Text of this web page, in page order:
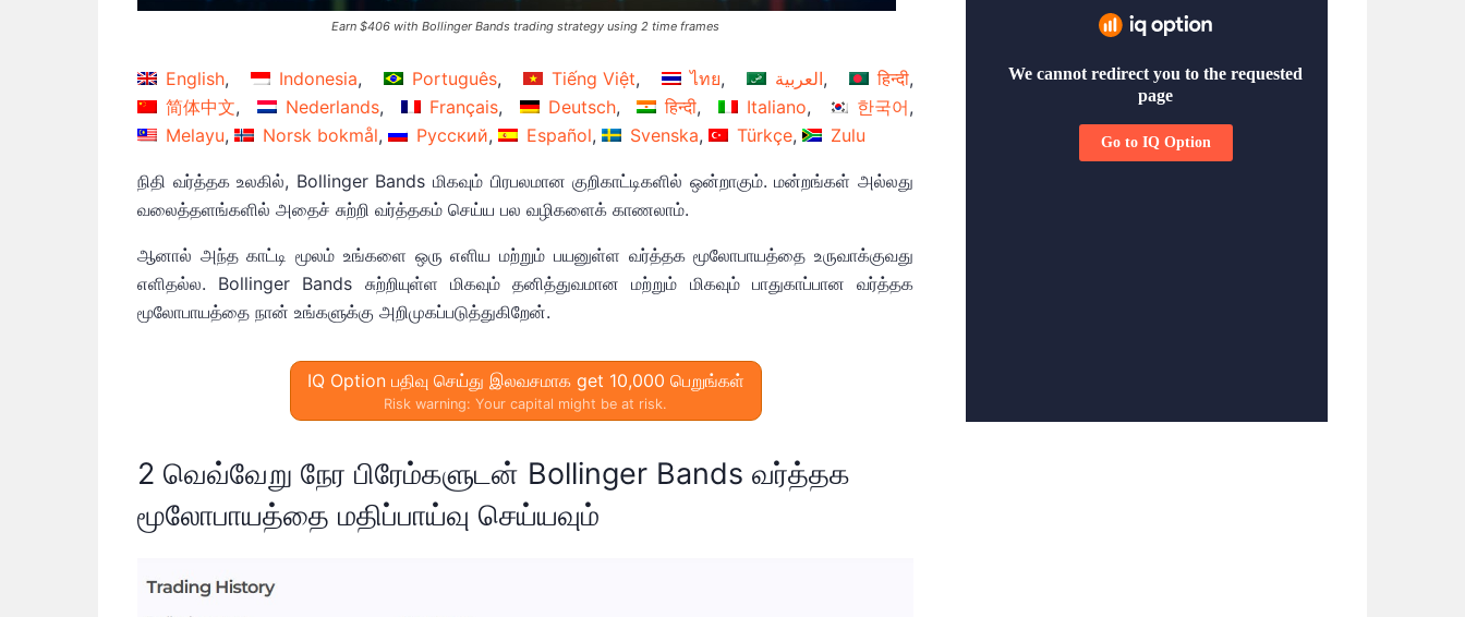
Earn $406 with Bollinger Bands trading strategy using 2 time frames
English Indonesia Português Tiếng Việt ไทย العربية
हिन्दी
简体中文
Nederlands Français Deutsch हिन्दी Italiano
한국어
Melayu
Norsk bokmål Русский Español Svenska Türkçe Zulu
நிதி வர்த்தக உலகில், Bollinger Bands மிகவும் பிரபலமான குறிகாட்டிகளில் ஒன்றாகும். மன்றங்கள் அல்லது
வலைத்தளங்களில் அதைச் சுற்றி வர்த்தகம் செய்ய பல வழிகளைக் காணலாம்.
ஆனால் அந்த காட்டி மூலம் உங்களை ஒரு எளிய மற்றும் பயனுள்ள வர்த்தக மூலோபாயத்தை உருவாக்குவது
எளிதல்ல. Bollinger Bands சுற்றியுள்ள மிகவும் தனித்துவமான மற்றும் மிகவும் பாதுகாப்பான வர்த்தக
மூலோபாயத்தை நான் உங்களுக்கு அறிமுகப்படுத்துகிறேன்.
IQ Option பதிவு செய்து இலவசமாக get 10,000 பெறுங்கள்
Risk warning: Your capital might be at risk.
2 வெவ்வேறு நேர பிரேம்களுடன் Bollinger Bands வர்த்தக
மூலோபாயத்தை மதிப்பாய்வு செய்யவும்